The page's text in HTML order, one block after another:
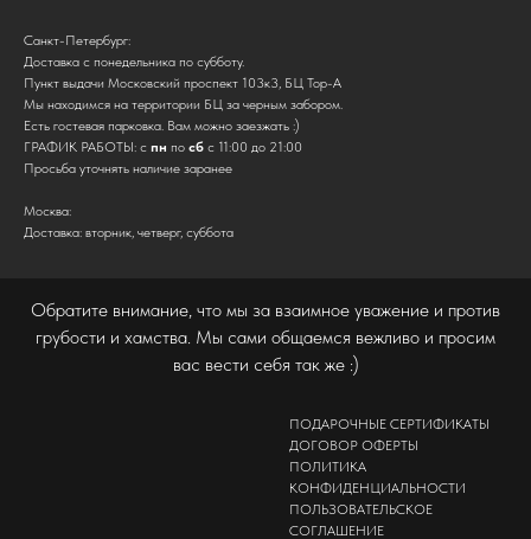
Санкт-Петербург:
Доставка с понедельника по субботу.
Пункт выдачи Московский проспект 103к3, БЦ Тор-А
Мы находимся на территории БЦ за черным забором.
Есть гостевая парковка. Вам можно заезжать :)
ГРАФИК РАБОТЫ: с пн по сб с 11:00 до 21:00
Просьба уточнять наличие заранее
Москва:
Доставка: вторник, четверг, суббота
Обратите внимание, что мы за взаимное уважение и против
грубости и хамства. Мы сами общаемся вежливо и просим
вас вести себя так же :)
ПОДАРОЧНЫЕ СЕРТИФИКАТЫ
ДОГОВОР ОФЕРТЫ
ПОЛИТИКА
КОНФИДЕНЦИАЛЬНОСТИ
ПОЛЬЗОВАТЕЛЬСКОЕ
СОГЛАШЕНИЕ